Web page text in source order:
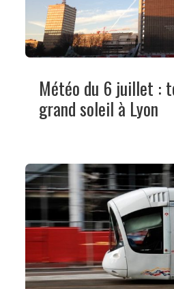
Météo du 6 juillet :
grand soleil à Lyon